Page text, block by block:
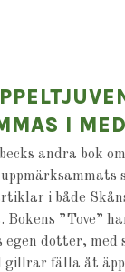
I
andra bok
i både
Bokens ”Tove”
dotter, med
gillrar fälla åt